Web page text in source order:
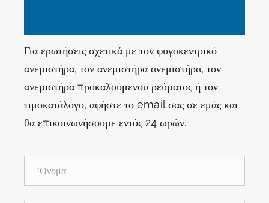
Για ερωτήσεις σχετικά με τον φυγοκεντρικό
ανεμιστήρα, τον ανεμιστήρα ανεμιστήρα, τον
ανεμιστήρα προκαλούμενου ρεύματος ή τον
τιμοκατάλογο, αφήστε το email σας σε εμάς και
θα επικοινωνήσουμε εντός 24 ωρών.